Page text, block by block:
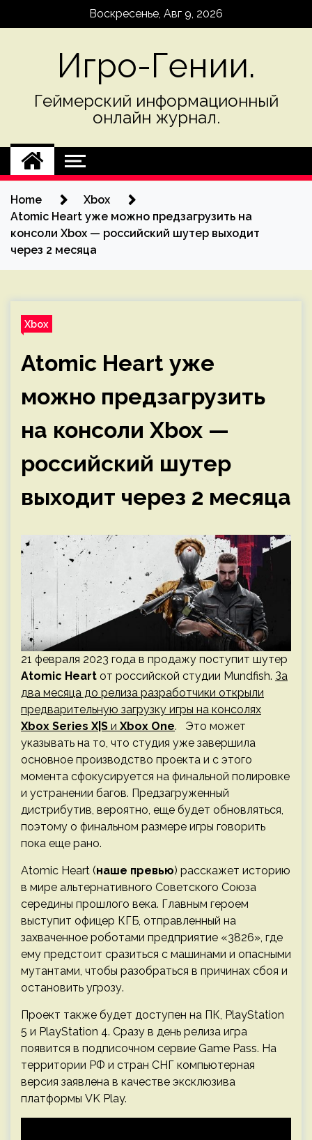
Воскресенье, Авг 9, 2026
Игро-Гении.
Геймерский информационный
онлайн журнал.
Home
Xbox
Atomic Heart уже можно предзагрузить на
консоли Xbox — российский шутер выходит
через 2 месяца
Xbox
Atomic Heart уже
можно предзагрузить
на консоли Xbox —
российский шутер
выходит через 2 месяца
21 февраля 2023 года в продажу поступит шутер
Atomic Heart от российской студии Mundfish. За
два месяца до релиза разработчики открыли
предварительную загрузку игры на консолях
Xbox Series X|S и Xbox One. Это может
указывать на то, что студия уже завершила
основное производство проекта и с этого
момента сфокусируется на финальной полировке
и устранении багов. Предзагруженный
дистрибутив, вероятно, еще будет обновляться,
поэтому о финальном размере игры говорить
пока еще рано.
Atomic Heart (наше превью) расскажет историю
в мире альтернативного Советского Союза
середины прошлого века. Главным героем
выступит офицер КГБ, отправленный на
захваченное роботами предприятие «3826», где
ему предстоит сразиться с машинами и опасными
мутантами, чтобы разобраться в причинах сбоя и
остановить угрозу.
Проект также будет доступен на ПК, PlayStation
5 и PlayStation 4. Сразу в день релиза игра
появится в подписочном сервие Game Pass. На
территории РФ и стран СНГ компьютерная
версия заявлена в качестве эксклюзива
платформы VK Play.